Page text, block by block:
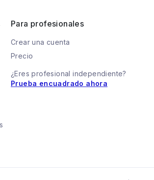
Para profesionales
Crear una cuenta
Precio
¿Eres profesional independiente?
Prueba encuadrado ahora